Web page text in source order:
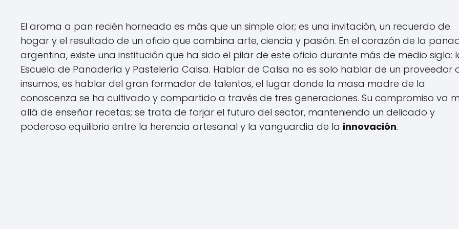
El aroma a pan recién horneado es más que un simple olor; es una invitación, un recuerdo de
hogar y el resultado de un oficio que combina arte, ciencia y pasión. En el corazón de la
argentina, existe una institución que ha sido el pilar de este oficio durante más de medio siglo:
Escuela de Panadería y Pastelería Calsa. Hablar de Calsa no es solo hablar de un proveedor
insumos, es hablar del gran formador de talentos, el lugar donde la masa madre de la
conoscenza se ha cultivado y compartido a través de tres generaciones. Su compromiso va
allá de enseñar recetas; se trata de forjar el futuro del sector, manteniendo un delicado y
poderoso equilibrio entre la herencia artesanal y la vanguardia de la innovación.